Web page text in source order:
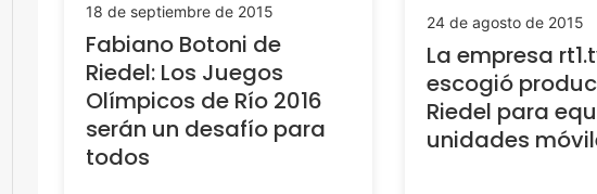
18 de septiembre de 2015
Fabiano Botoni de
Riedel: Los Juegos
Olímpicos de Río 2016
serán un desafío para
todos
24 de agosto de 2015
La empresa
escogió
Riedel para
unidades